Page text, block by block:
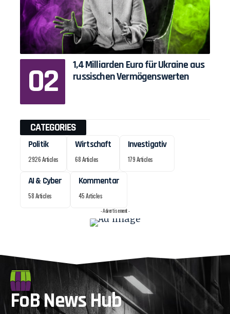
1,4 Milliarden Euro für Ukraine aus
russischen Vermögenswerten
CATEGORIES
Politik
2926 Articles
Wirtschaft
68 Articles
Investigativ
179 Articles
AI & Cyber
58 Articles
Kommentar
45 Articles
- Advertisement -
FoB News Hub